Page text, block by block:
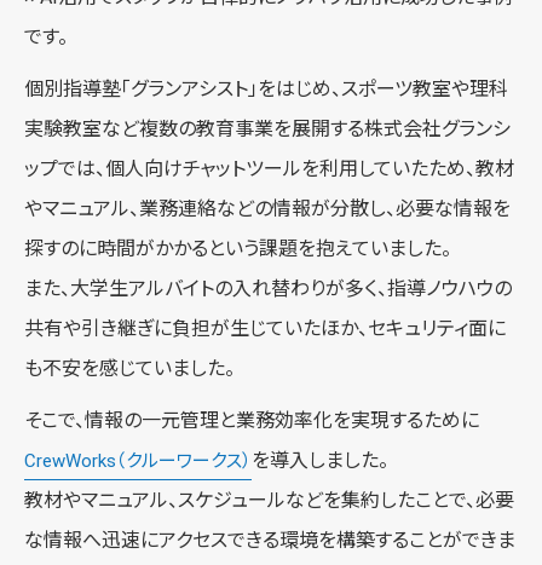
です。
個別指導塾「グランアシスト」をはじめ、スポーツ教室や理科
実験教室など複数の教育事業を展開する株式会社グランシ
ップでは、個人向けチャットツールを利用していたため、教材
やマニュアル、業務連絡などの情報が分散し、必要な情報を
探すのに時間がかかるという課題を抱えていました。
また、大学生アルバイトの入れ替わりが多く、指導ノウハウの
共有や引き継ぎに負担が生じていたほか、セキュリティ面に
も不安を感じていました。
そこで、情報の一元管理と業務効率化を実現するために
CrewWorks（クルーワークス） を導入しました。
教材やマニュアル、スケジュールなどを集約したことで、必要
な情報へ迅速にアクセスできる環境を構築することができま